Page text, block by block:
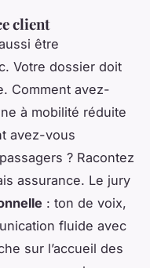
client
être
Votre dossier doit
Comment avez-
à mobilité réduite
avez-vous
? Racontez
assurance. Le jury
: ton de voix,
fluide avec
sur l’accueil des